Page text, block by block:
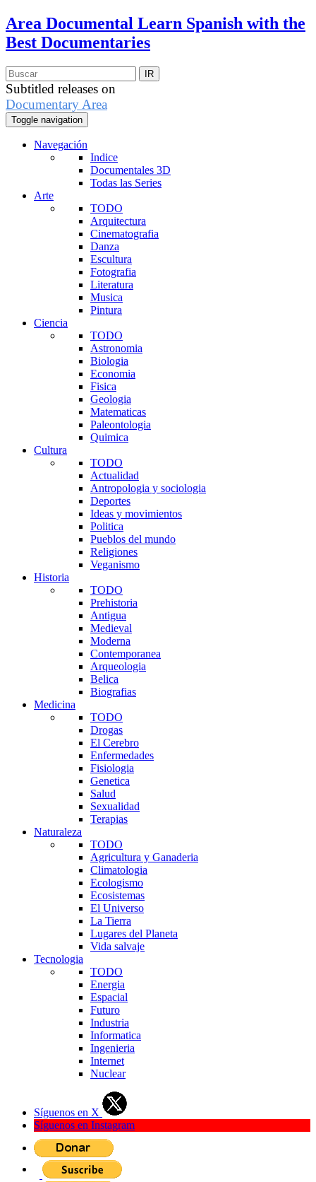
Area Documental Learn Spanish with the
Best Documentaries
Subtitled releases on
Documentary Area
Toggle navigation
Navegación
Indice
Documentales 3D
Todas las Series
Arte
TODO
Arquitectura
Cinematografia
Danza
Escultura
Fotografia
Literatura
Musica
Pintura
Ciencia
TODO
Astronomia
Biologia
Economia
Fisica
Geologia
Matematicas
Paleontologia
Quimica
Cultura
TODO
Actualidad
Antropologia y sociologia
Deportes
Ideas y movimientos
Politica
Pueblos del mundo
Religiones
Veganismo
Historia
TODO
Prehistoria
Antigua
Medieval
Moderna
Contemporanea
Arqueologia
Belica
Biografias
Medicina
TODO
Drogas
El Cerebro
Enfermedades
Fisiologia
Genetica
Salud
Sexualidad
Terapias
Naturaleza
TODO
Agricultura y Ganaderia
Climatologia
Ecologismo
Ecosistemas
El Universo
La Tierra
Lugares del Planeta
Vida salvaje
Tecnologia
TODO
Energia
Espacial
Futuro
Industria
Informatica
Ingenieria
Internet
Nuclear
Síguenos en X
Síguenos en Instagram